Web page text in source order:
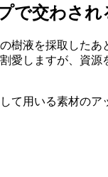
で交わされ
液を採取した
愛しますが、資